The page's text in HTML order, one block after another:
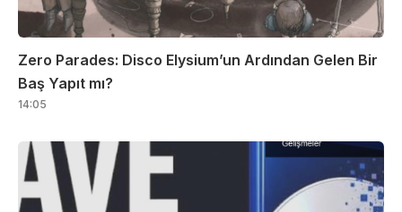
Zero Parades: Disco Elysium’un Ardından Gelen Bir
Baş Yapıt mı?
14:05